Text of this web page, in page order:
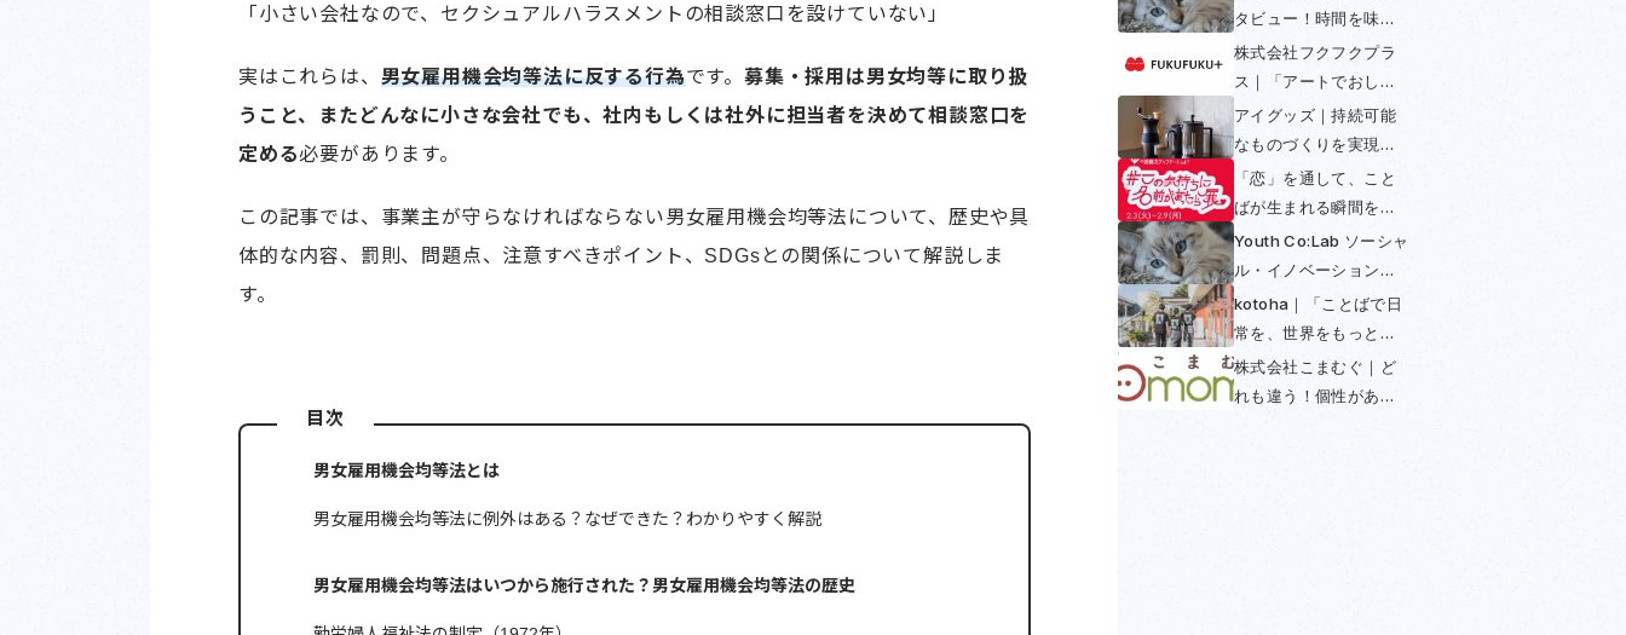
「小さい会社なので、セクシュアルハラスメントの相談窓口を設けていない」
実はこれらは、 男女雇用機会均等法に反する行為です。募集・採用は男女均等に取り扱
うこと、またどんなに小さな会社でも、社内もしくは社外に担当者を決めて相談窓口を
定める必要があります。
この記事では、事業主が守らなければならない男女雇用機会均等法について、歴史や具
体的な内容、罰則、問題点、注意すべきポイント、SDGsとの関係について解説しま
す。
目次
男女雇用機会均等法とは
男女雇用機会均等法に例外はある？なぜできた？わかりやすく解説
男女雇用機会均等法はいつから施行された？男女雇用機会均等法の歴史
タビュー！時間を味方
につける〜不動産投資
は早めの年金〜
株式会社フクフクプラ
ス｜「アートでおしゃ
べり」して多様性と包
括を実現
アイグッズ｜持続可能
なものづくりを実現！
コーヒーからできたコ
ーヒー好きのための
「恋」を通して、こと
ばが生まれる瞬間を感
じられる展示──「この
気持ちに名前があった
ら展」開催初日レポー
ト
Youth Co:Lab ソーシャ
ル・イノベーション・
チャレンジ日本大会
2025
kotoha｜「ことばで日
常を、世界をもっと豊
かに」を掲げ「翻訳で
きないことば」との出
株式会社こまむぐ｜ど
れも違う！個性がある